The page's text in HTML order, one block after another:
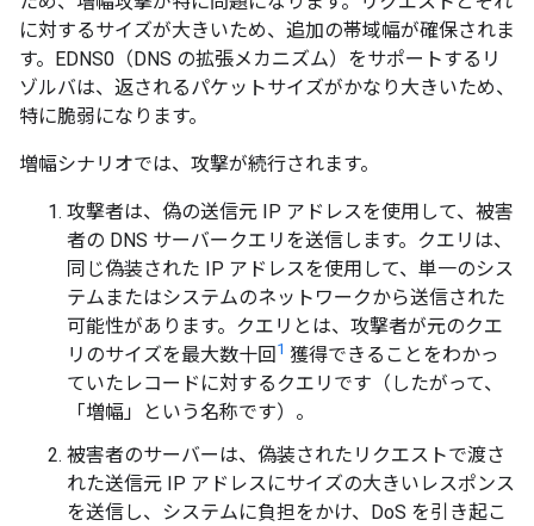
に対するサイズが大きいため、追加の帯域幅が確保されま
す。EDNS0（DNS の拡張メカニズム）をサポートするリ
ゾルバは、返されるパケットサイズがかなり大きいため、
特に脆弱になります。
増幅シナリオでは、攻撃が続行されます。
攻撃者は、偽の送信元 IP アドレスを使用して、被害
者の DNS サーバークエリを送信します。クエリは、
同じ偽装された IP アドレスを使用して、単一のシス
テムまたはシステムのネットワークから送信された
可能性があります。クエリとは、攻撃者が元のクエ
リのサイズを最大数十回 1 獲得できることをわかっ
ていたレコードに対するクエリです（したがって、
「増幅」という名称です）。
被害者のサーバーは、偽装されたリクエストで渡さ
れた送信元 IP アドレスにサイズの大きいレスポンス
を送信し、システムに負担をかけ、DoS を引き起こ